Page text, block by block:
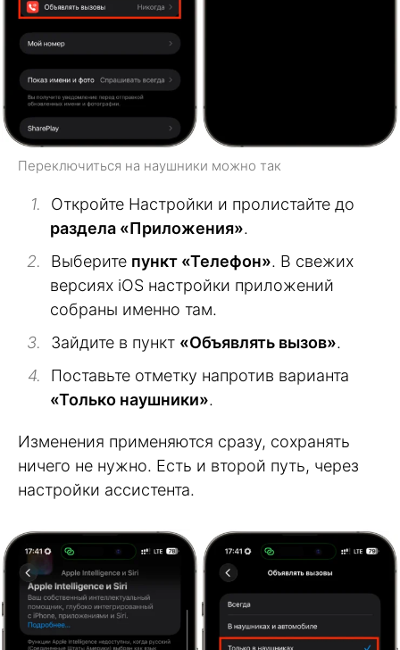
Переключиться на наушники можно так
Откройте Настройки и пролистайте до
раздела «Приложения».
Выберите пункт «Телефон». В свежих
версиях iOS настройки приложений
собраны именно там.
Зайдите в пункт «Объявлять вызов».
Поставьте отметку напротив варианта
«Только наушники».
Изменения применяются сразу, сохранять
ничего не нужно. Есть и второй путь, через
настройки ассистента.